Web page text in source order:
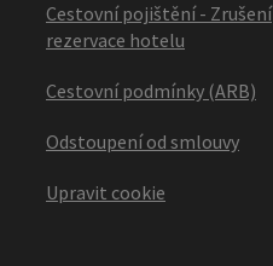
Cestovní pojištění - Zrušení
rezervace hotelu
Cestovní podmínky (ARB)
Odstoupení od smlouvy
Upravit cookie